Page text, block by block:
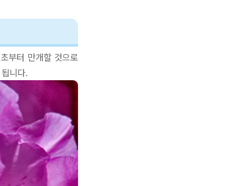
부터 만개할 것으로
니다.